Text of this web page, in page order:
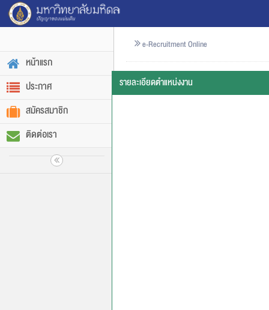
หน้าแรก
ประกาศ
สมัครสมาชิก
ติดต่อเรา
e-Recruitment Online
รายละเอียดตำแหน่งงาน